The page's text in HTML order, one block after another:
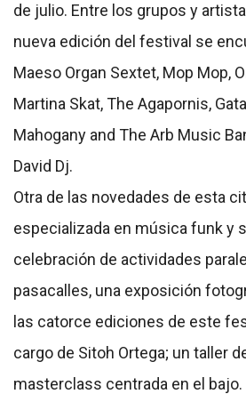
de julio. Entre los grupos y
nueva edición del festival se
Maeso Organ Sextet, Mop Mop,
Martina Skat, The Agapornis,
Mahogany and The Arb Music
David Dj.
Otra de las novedades de esta
especializada en música funk y
celebración de actividades
pasacalles, una exposición
las catorce ediciones de este
cargo de Sitoh Ortega; un taller
masterclass centrada en el bajo.